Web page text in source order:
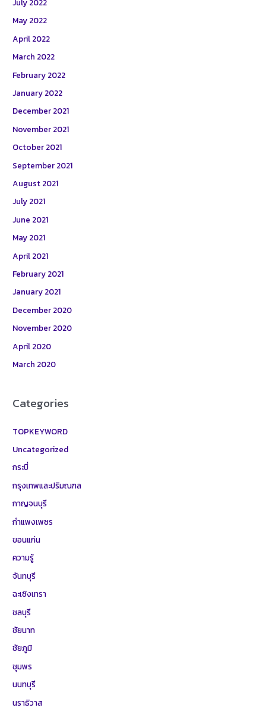
May 2022
April 2022
March 2022
February 2022
January 2022
December 2021
November 2021
October 2021
September 2021
August 2021
July 2021
June 2021
May 2021
April 2021
February 2021
January 2021
December 2020
November 2020
April 2020
March 2020
Categories
TOPKEYWORD
Uncategorized
กระบี่
กรุงเทพและปริมณฑล
กาญจนบุรี
กำแพงเพชร
ขอนแก่น
ความรู้
จันทบุรี
ฉะเชิงเทรา
ชลบุรี
ชัยนาท
ชัยภูมิ
ชุมพร
นนทบุรี
นราธิวาส